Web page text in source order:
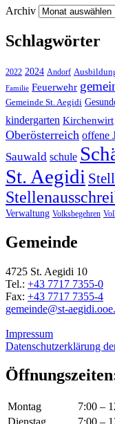
Archiv
Schlagwörter
2022 2024 Andorf
Familie Feuerwehr
Gemeinde St. Aegidi
kindergarten Kirchenwirt
Oberösterreich offene
Sauwald schule
St. Aegidi
Verwaltung Volksbegehren
Gemeinde
4725 St. Aegidi 10
Tel.: +43 7717 7355-0
Fax: +43 7717 7355-4
gemeinde@st-
Impressum
Datenschutzerklärung
Montag 7:00 –